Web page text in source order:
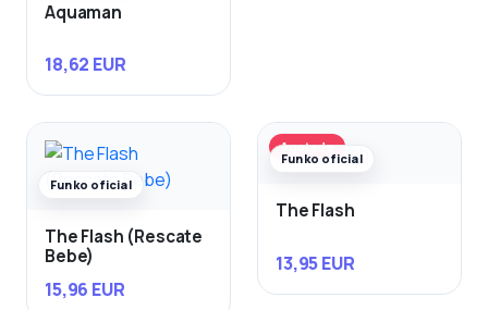
Aquaman
18,62 EUR
Funko oficial
The Flash (Rescate
Bebe)
15,96 EUR
Agotado
Funko oficial
The Flash
13,95 EUR